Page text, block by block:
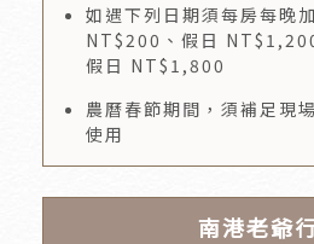
如遇下列日期須每房每晚
NT$200、假日
假日 NT$1,800
農曆春節期間，須補足現
使用
南港老爺